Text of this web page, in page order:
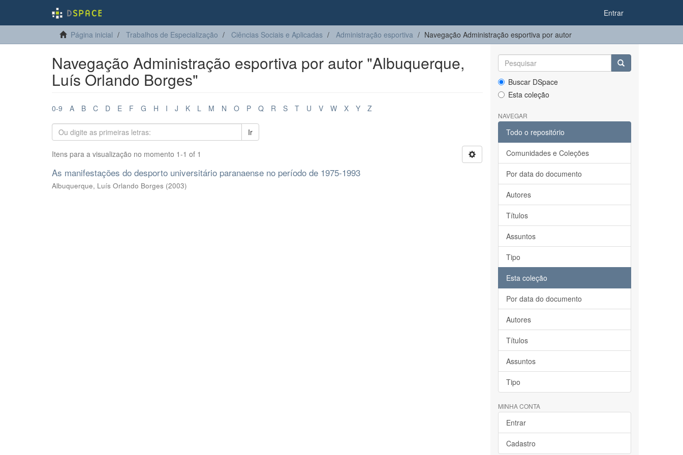
Entrar
Página inicial Trabalhos de Especialização Ciências Sociais e Aplicadas Administração esportiva Navegação Administração esportiva por autor
Navegação Administração esportiva por autor "Albuquerque,
Luís Orlando Borges"
0-9 A B C D E F G H I J K L M N O P Q R S T U V W X Y Z
Ir
Itens para a visualização no momento 1-1 of 1
As manifestações do desporto universitário paranaense no período de 1975-1993
Albuquerque, Luís Orlando Borges (2003)
Buscar DSpace
Esta coleção
NAVEGAR
Todo o repositório
Comunidades e Coleções
Por data do documento
Autores
Títulos
Assuntos
Tipo
Esta coleção
Por data do documento
Autores
Títulos
Assuntos
Tipo
MINHA CONTA
Entrar
Cadastro